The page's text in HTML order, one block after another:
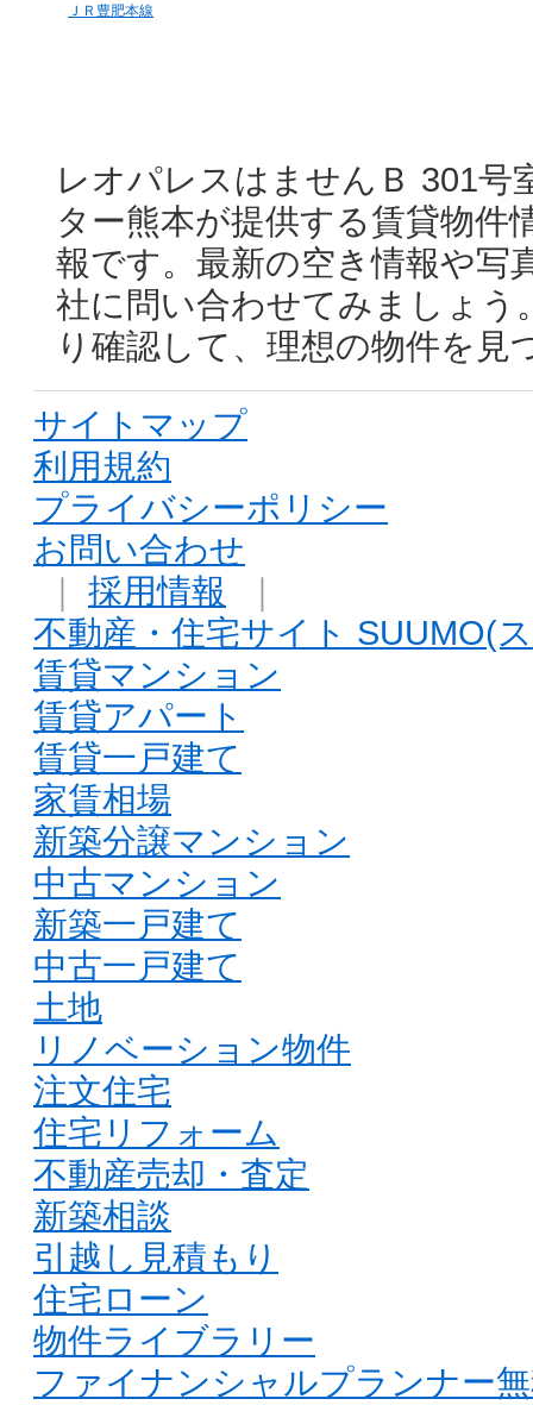
ＪＲ豊肥本線
レオパレスはませんＢ 301
ター熊本が提供する賃貸物件
報です。最新の空き情報や写
社に問い合わせてみましょう
り確認して、理想の物件を見
サイトマップ
利用規約
プライバシーポリシー
お問い合わせ
｜ 採用情報 ｜
不動産・住宅サイト SUUMO(
賃貸マンション
賃貸アパート
賃貸一戸建て
家賃相場
新築分譲マンション
中古マンション
新築一戸建て
中古一戸建て
土地
リノベーション物件
注文住宅
住宅リフォーム
不動産売却・査定
新築相談
引越し見積もり
住宅ローン
物件ライブラリー
ファイナンシャルプランナー